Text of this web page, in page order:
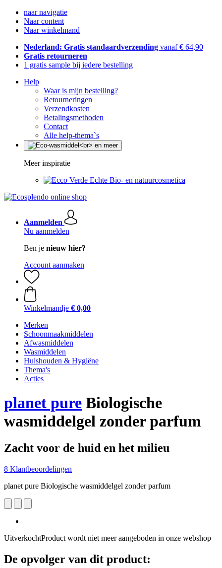
naar navigatie
Naar content
Naar winkelmand
Nederland: Gratis standaardverzending vanaf € 64,90
Gratis retourneren
1 gratis sample bij iedere bestelling
Help
Waar is mijn bestelling?
Retourneringen
Verzendkosten
Betalingsmethoden
Contact
Alle help-thema`s
Meer inspiratie
Echte Bio- en natuurcosmetica
Aanmelden
Nu aanmelden
Ben je nieuw hier?
Account aanmaken
Winkelmandje € 0,00
Merken
Schoonmaakmiddelen
Afwasmiddelen
Wasmiddelen
Huishouden & Hygiëne
Thema's
Acties
planet pure Biologische
wasmiddelgel zonder parfum
Zacht voor de huid en het milieu
8 Klantbeoordelingen
planet pure Biologische wasmiddelgel zonder parfum
UitverkochtProduct wordt niet meer aangeboden in onze webshop
De opvolger van dit product: